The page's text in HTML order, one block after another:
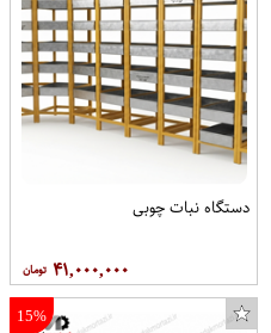
دستگاه نبات چوبی
۴۱,۰۰۰,۰۰۰
15%